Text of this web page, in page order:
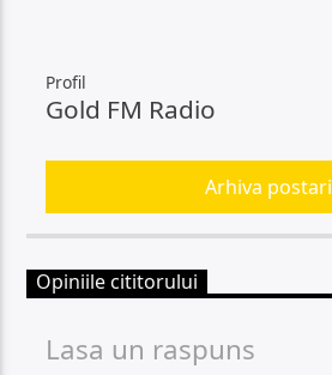
Profil
Gold FM Radio
Arhiva postari
Opiniile cititorului
Lasa un raspuns